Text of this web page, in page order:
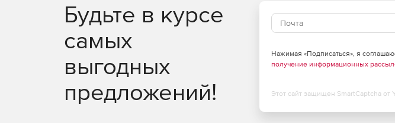
Будьте в курсе
самых
выгодных
предложений!
Нажимая «Подписаться», я
получение информационных
Этот сайт защищен SmartCaptcha от